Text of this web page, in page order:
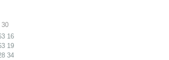
30
16
19
34